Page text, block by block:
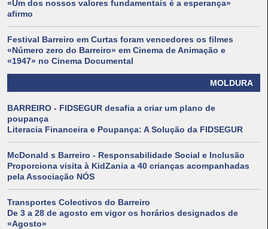
«Um dos nossos valores fundamentais é a esperança»
afirmo
Festival Barreiro em Curtas foram vencedores os filmes
«Número zero do Barreiro» em Cinema de Animação e
«1947» no Cinema Documental
MOLDURA
BARREIRO - FIDSEGUR desafia a criar um plano de
poupança
Literacia Financeira e Poupança: A Solução da FIDSEGUR
McDonald s Barreiro - Responsabilidade Social e Inclusão
Proporciona visita à KidZania a 40 crianças acompanhadas
pela Associação NÓS
Transportes Colectivos do Barreiro
De 3 a 28 de agosto em vigor os horários designados de
«Agosto»